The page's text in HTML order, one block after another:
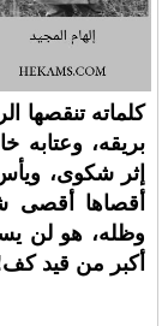
كلماته تنقصها
بريقه،
إثر شكوى،
أقصاها أقصى
وظله، هو لن
أكبر من قيد